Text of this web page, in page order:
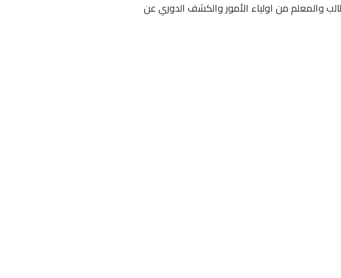
والمعلم من اولياء الأمور والكشف الدوري عن